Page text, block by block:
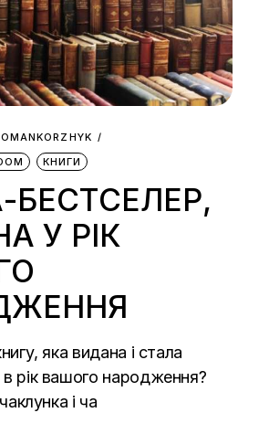
КНИГИ
БЕСТСЕЛЕР,
У РІК
яка видана і стала
рік вашого народження?
і ча